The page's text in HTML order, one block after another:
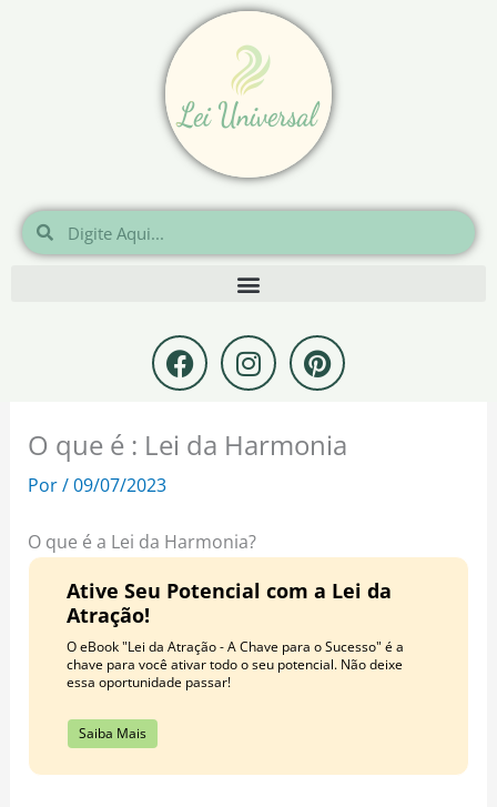
Pesquisar
Pesquisar
F
a
c
e
b
k
I
n
s
t
a
a
m
P
i
n
t
e
t
O que é : Lei da Harmonia
Por/09/07/2023
O que é a Lei da Harmonia?
Ative Seu Potencial com a Lei da
Atração!
O eBook "Lei da Atração - A Chave para o Sucesso" é a
chave para você ativar todo o seu potencial. Não deixe
essa oportunidade passar!
Saiba Mais